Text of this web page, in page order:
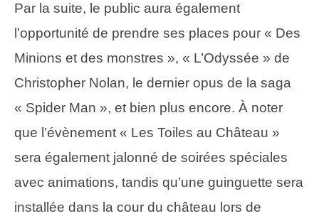
Par la suite, le public aura également
l’opportunité de prendre ses places pour « Des
Minions et des monstres », « L’Odyssée » de
Christopher Nolan, le dernier opus de la saga
« Spider Man », et bien plus encore. À noter
que l’évènement « Les Toiles au Château »
sera également jalonné de soirées spéciales
avec animations, tandis qu’une guinguette sera
installée dans la cour du château lors de